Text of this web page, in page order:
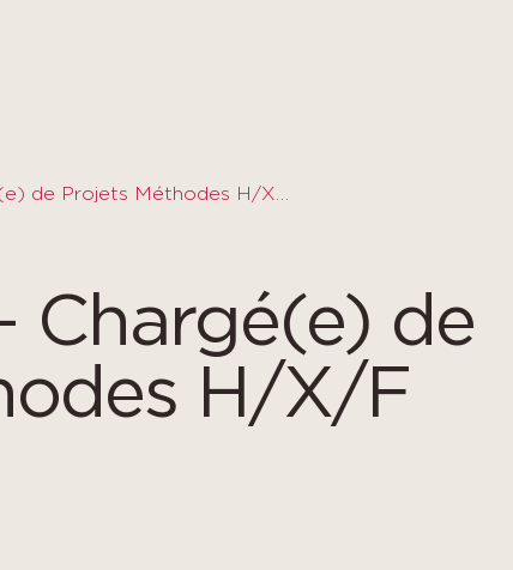
Chargé(e) de
H/X/F